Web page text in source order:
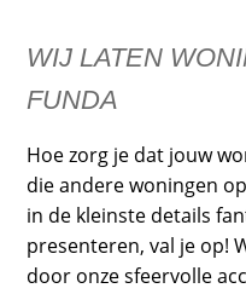
WIJ LATEN
FUNDA
Hoe zorg je dat jouw
die andere woningen
in de kleinste details
presenteren, val je op!
door onze sfeervolle